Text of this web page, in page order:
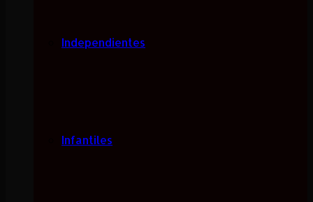
Independientes
Infantiles